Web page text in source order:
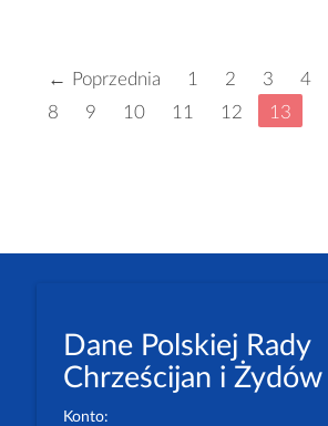
← Poprzednia 1 2 3 4
8
9 10 11 12 13
Dane Polskiej Rady
Chrześcijan i Żydów
Konto: